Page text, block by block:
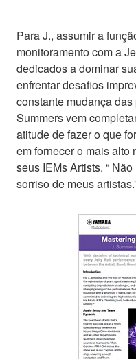
Para J., assumir a
monitoramento com a
dedicados a dominar
enfrentar desafios
constante mudança
Summers vem
atitude de fazer o que
em fornecer o mais
seus IEMs Artists. “
sorriso de meus